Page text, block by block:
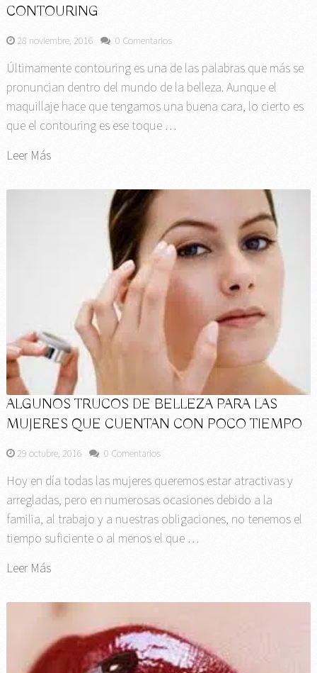
CONTOURING
28 noviembre, 2016 0 Comentarios
Últimamente contouring es una de las palabras que más se
pronuncian dentro del mundo de la belleza. Aunque el
maquillaje hace que tengamos una buena cara, lo cierto es
que el contouring es ese toque …
Leer Más
ALGUNOS TRUCOS DE BELLEZA PARA LAS
MUJERES QUE CUENTAN CON POCO TIEMPO
29 octubre, 2016 0 Comentarios
Hoy en día todas las mujeres queremos estar atractivas y
arregladas, pero en numerosas ocasiones debido a la
familia, al trabajo y a nuestras obligaciones, no tenemos el
tiempo suficiente o al menos el que …
Leer Más